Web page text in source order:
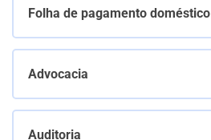
Folha de pagamento doméstico
Advocacia
Auditoria